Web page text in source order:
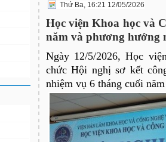
Thứ Ba, 16:21 12/05/2026
Học viện Khoa học và
năm và phương hướng
Ngày 12/5/2026, Học
chức Hội nghị sơ kết
nhiệm vụ 6 tháng cuối